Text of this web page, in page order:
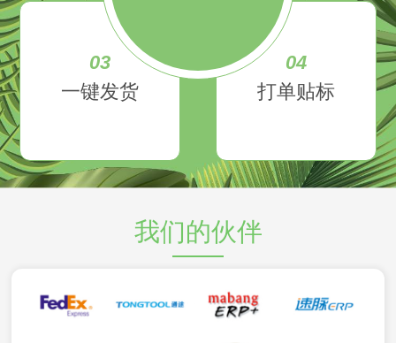
03
一键发货
04
打单贴标
我们的伙伴